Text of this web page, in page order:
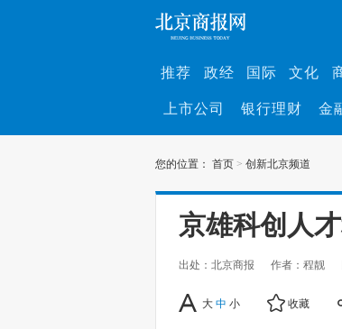
推荐 政经 国际 文化
上市公司 银行理财 金
您的位置： 首页 > 创新北京频道
京雄科创人
出处：北京商报 作者：程靓
大 中 小 收藏